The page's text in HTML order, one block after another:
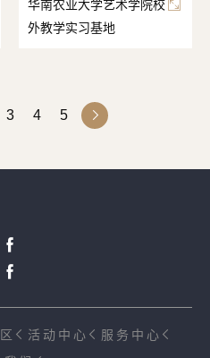
华南农业大学艺术学院校
外教学实习基地
3 4 5
活动中心
服务中心